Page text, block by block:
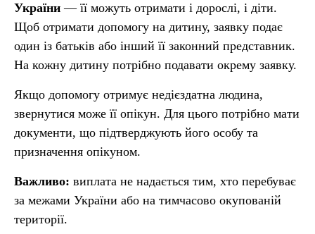
України — її можуть отримати і дорослі, і діти.
Щоб отримати допомогу на дитину, заявку подає
один із батьків або інший її законний представник.
На кожну дитину потрібно подавати окрему заявку.
Якщо допомогу отримує недієздатна людина,
звернутися може її опікун. Для цього потрібно мати
документи, що підтверджують його особу та
призначення опікуном.
Важливо: виплата не надається тим, хто перебуває
за межами України або на тимчасово окупованій
території.